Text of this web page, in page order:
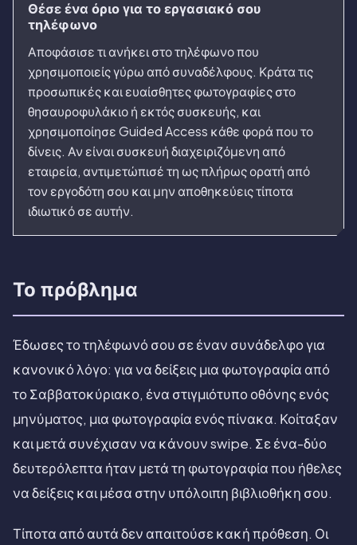
Θέσε ένα όριο για το εργασιακό σου
τηλέφωνο
Αποφάσισε τι ανήκει στο τηλέφωνο που
χρησιμοποιείς γύρω από συναδέλφους. Κράτα τις
προσωπικές και ευαίσθητες φωτογραφίες στο
θησαυροφυλάκιο ή εκτός συσκευής, και
χρησιμοποίησε Guided Access κάθε φορά που το
δίνεις. Αν είναι συσκευή διαχειριζόμενη από
εταιρεία, αντιμετώπισέ τη ως πλήρως ορατή από
τον εργοδότη σου και μην αποθηκεύεις τίποτα
ιδιωτικό σε αυτήν.
Το πρόβλημα
Έδωσες το τηλέφωνό σου σε έναν συνάδελφο για
κανονικό λόγο: για να δείξεις μια φωτογραφία από
το Σαββατοκύριακο, ένα στιγμιότυπο οθόνης ενός
μηνύματος, μια φωτογραφία ενός πίνακα. Κοίταξαν
και μετά συνέχισαν να κάνουν swipe. Σε ένα-δύο
δευτερόλεπτα ήταν μετά τη φωτογραφία που ήθελες
να δείξεις και μέσα στην υπόλοιπη βιβλιοθήκη σου.
Τίποτα από αυτά δεν απαιτούσε κακή πρόθεση. Οι